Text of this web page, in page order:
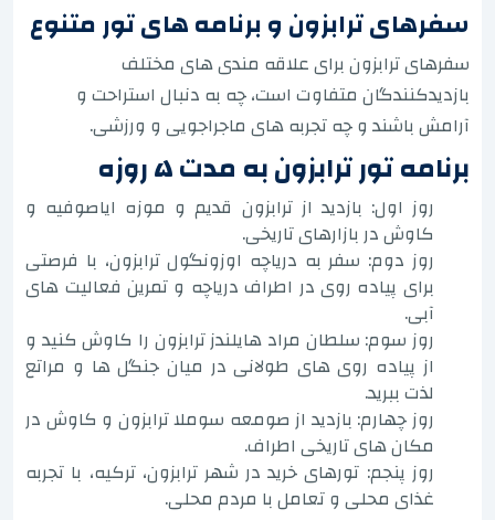
سفرهای ترابزون و برنامه های تور متنوع
سفرهای ترابزون برای علاقه مندی های مختلف
بازدیدکنندگان متفاوت است، چه به دنبال استراحت و
آرامش باشند و چه تجربه های ماجراجویی و ورزشی.
برنامه تور ترابزون به مدت ۵ روزه
روز اول: بازدید از ترابزون قدیم و موزه ایاصوفیه و
کاوش در بازارهای تاریخی.
روز دوم: سفر به دریاچه اوزونگول ترابزون، با فرصتی
برای پیاده روی در اطراف دریاچه و تمرین فعالیت های
آبی.
روز سوم: سلطان مراد هایلندز ترابزون را کاوش کنید و
از پیاده روی های طولانی در میان جنگل ها و مراتع
لذت ببرید.
روز چهارم: بازدید از صومعه سوملا ترابزون و کاوش در
مکان های تاریخی اطراف.
روز پنجم: تورهای خرید در شهر ترابزون، ترکیه، با تجربه
غذای محلی و تعامل با مردم محلی.